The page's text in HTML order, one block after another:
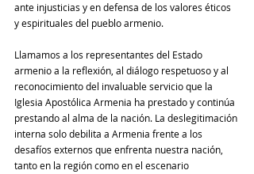
ante injusticias y en defensa de los valores éticos
y espirituales del pueblo armenio.
Llamamos a los representantes del Estado
armenio a la reflexión, al diálogo respetuoso y al
reconocimiento del invaluable servicio que la
Iglesia Apostólica Armenia ha prestado y continúa
prestando al alma de la nación. La deslegitimación
interna solo debilita a Armenia frente a los
desafíos externos que enfrenta nuestra nación,
tanto en la región como en el escenario